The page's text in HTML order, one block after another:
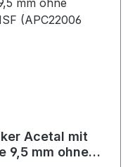
Acetal mit
9,5 mm ohne